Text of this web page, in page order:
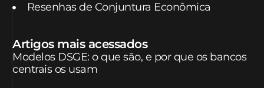
Resenhas de Conjuntura Econômica
Artigos mais acessados
Modelos DSGE: o que são, e por que os bancos
centrais os usam